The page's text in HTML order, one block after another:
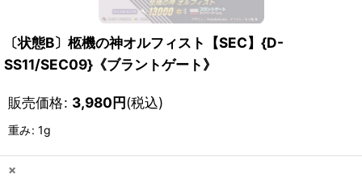
〔状態B〕柩機の神オルフィスト【SEC】{D-
SS11/SEC09}《ブラントゲート》
販売価格: 3,980円(税込)
重み: 1g
×